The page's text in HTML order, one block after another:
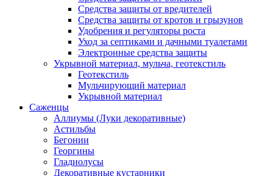
Средства защиты от вредителей
Средства защиты от кротов и грызунов
Удобрения и регуляторы роста
Уход за септиками и дачными туалетами
Электронные средства защиты
Укрывной материал, мульча, геотекстиль
Геотекстиль
Мульчирующий материал
Укрывной материал
Саженцы
Аллиумы (Луки декоративные)
Астильбы
Бегонии
Георгины
Гладиолусы
Декоративные кустарники